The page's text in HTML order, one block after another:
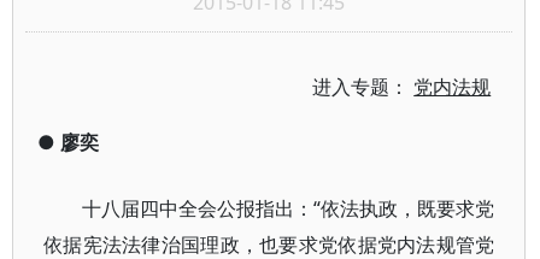
进入专题： 党内法规
● 廖奕
十八届四中全会公报指出：“依法执政，既要求党
依据宪法法律治国理政，也要求党依据党内法规管党